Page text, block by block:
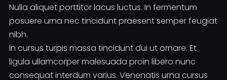
Nulla aliquet porttitor lacus luctus. In fermentum
posuere urna nec tincidunt praesent semper feugiat
nibh.
In cursus turpis massa tincidunt dui ut ornare. Et
ligula ullamcorper malesuada proin libero nunc
consequat interdum varius. Venenatis urna cursus